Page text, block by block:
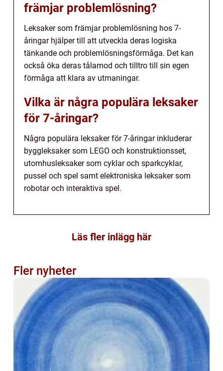
främjar problemlösning?
Leksaker som främjar problemlösning hos 7-
åringar hjälper till att utveckla deras logiska
tänkande och problemlösningsförmåga. Det kan
också öka deras tålamod och tilltro till sin egen
förmåga att klara av utmaningar.
Vilka är några populära leksaker
för 7-åringar?
Några populära leksaker för 7-åringar inkluderar
byggleksaker som LEGO och konstruktionsset,
utomhusleksaker som cyklar och sparkcyklar,
pussel och spel samt elektroniska leksaker som
robotar och interaktiva spel.
Läs fler inlägg här
Fler nyheter